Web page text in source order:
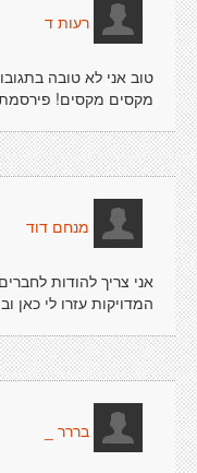
רעות ד
טוב אני לא טובה
מקסים מקסים!
מנחם דוד
אני צריך להודות
המדויקות עזרו לי כאן
בררר _